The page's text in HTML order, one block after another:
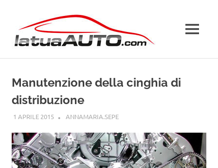
contenuto
MENU
Manutenzione della cinghia di
distribuzione
1 APRILE 2015 ANNAMARIA.SEPEGUIDE